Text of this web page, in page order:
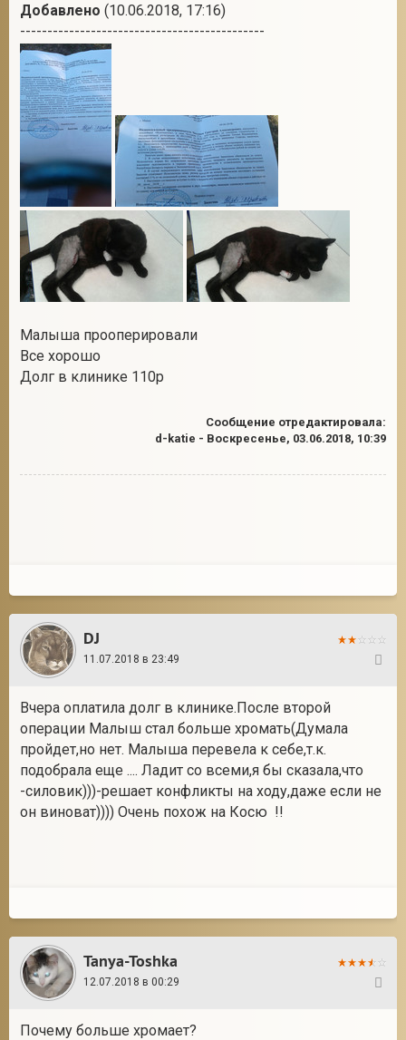
Добавлено (10.06.2018, 17:16)
---------------------------------------------
Малыша прооперировали
Все хорошо
Долг в клинике 110р
Сообщение отредактировала:
d-katie - Воскресенье, 03.06.2018, 10:39
DJ
11.07.2018 в 23:49
Вчера оплатила долг в клинике.После второй
операции Малыш стал больше хромать(Думала
пройдет,но нет. Малыша перевела к себе,т.к.
подобрала еще .... Ладит со всеми,я бы сказала,что
-силовик)))-решает конфликты на ходу,даже если не
он виноват)))) Очень похож на Косю !!
Tanya-Toshka
12.07.2018 в 00:29
Почему больше хромает?